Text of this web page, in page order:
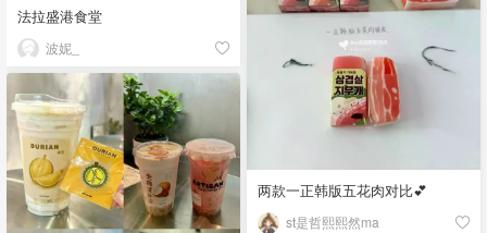
法拉盛港食堂
波妮_
两款一正韩版五花肉对比💕
st是哲熙熙然ma